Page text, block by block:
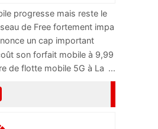
progresse mais reste le
...
de Free fortement impa
un cap important
...
son forfait mobile à 9,99
de flotte mobile 5G à La ...